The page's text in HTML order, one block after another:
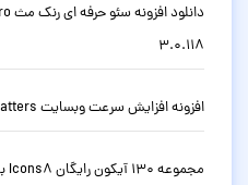
3.0.118
افزونه افزایش سرعت وبسایت Perfmatters وردپرس نسخه 2.6.6
مجموعه 130 آیکون رایگان Icons8 به صورت SVG